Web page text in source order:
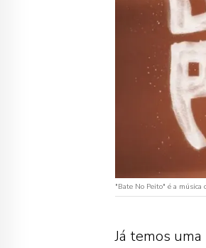
"Bate No Peito" é a música
Já temos